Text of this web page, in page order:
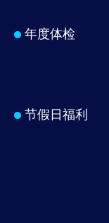
年度体检
节假日福利